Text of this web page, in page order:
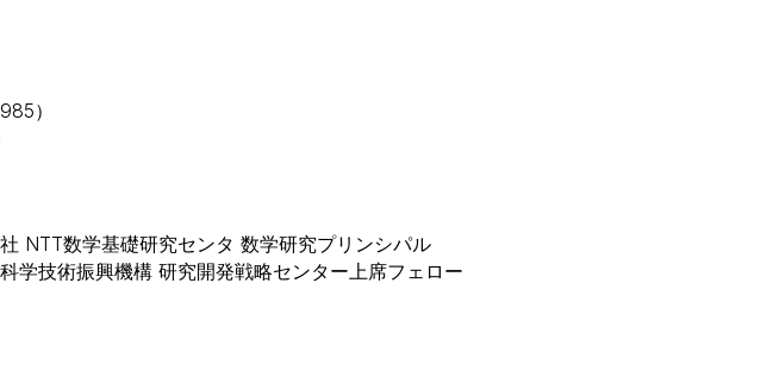
）
NTT数学基礎研究センタ 数学研究プリンシパル
学技術振興機構 研究開発戦略センター上席フェロー